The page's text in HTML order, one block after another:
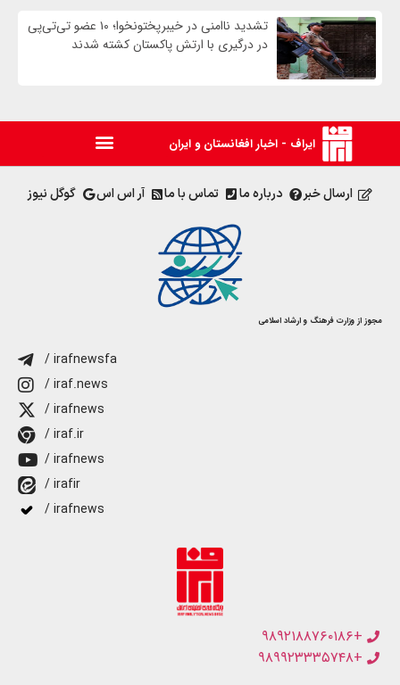
تشدید ناامنی در خیبرپختونخوا؛ ۱۰ عضو تی‌تی‌پی
در درگیری با ارتش پاکستان کشته شدند
ایراف - اخبار افغانستان و ایران
ارسال خبر درباره ما تماس با ما آر اس اس گوگل نیوز
مجوز از وزارت فرهنگ و ارشاد اسلامی
/ irafnewsfa
/ iraf.news
/ irafnews
/ iraf.ir
/ irafnews
/ irafir
/ irafnews
+۹۸۹۲۱۸۸۷۶۰۱۸۶
+۹۸۹۹۲۳۳۳۵۷۴۸